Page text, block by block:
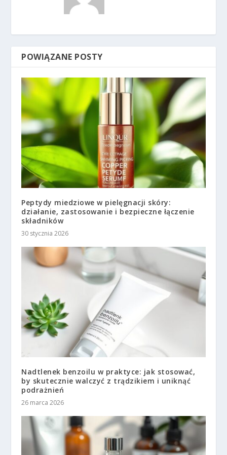
POWIĄZANE POSTY
Peptydy miedziowe w pielęgnacji skóry:
działanie, zastosowanie i bezpieczne łączenie
składników
30 stycznia 2026
Nadtlenek benzoilu w praktyce: jak stosować,
by skutecznie walczyć z trądzikiem i uniknąć
podrażnień
26 marca 2026